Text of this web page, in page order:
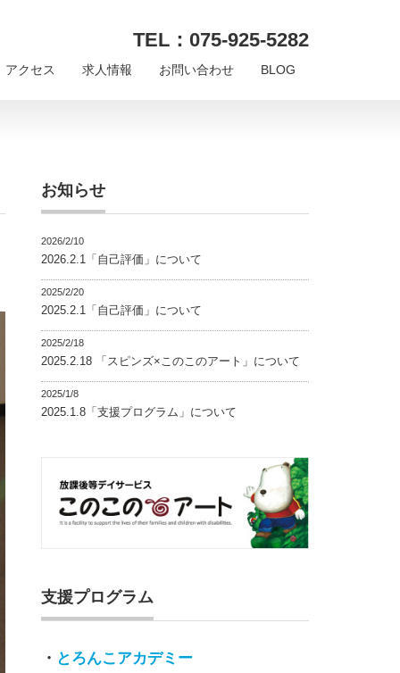
TEL：075-925-5282
アクセス 求人情報 お問い合わせ BLOG
お知らせ
2026/2/10
2026.2.1「自己評価」について
2025/2/20
2025.2.1「自己評価」について
2025/2/18
2025.2.18 「スピンズ×このこのアート」について
2025/1/8
2025.1.8「支援プログラム」について
支援プログラム
・ とろんこアカデミー